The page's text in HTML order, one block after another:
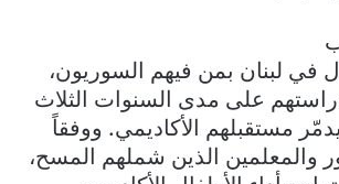
في لبنان بمن فيهم السوريون،
على مدى السنوات الثلاث
مستقبلهم الأكاديمي. ووفقاً
والمعلمين الذين شملهم المسح،